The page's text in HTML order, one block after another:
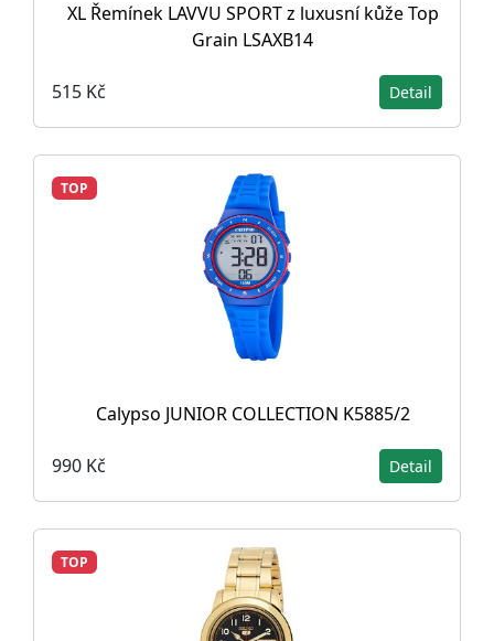
XL Řemínek LAVVU SPORT z luxusní kůže Top
Grain LSAXB14
515 Kč Detail
TOP
Calypso JUNIOR COLLECTION K5885/2
990 Kč Detail
TOP